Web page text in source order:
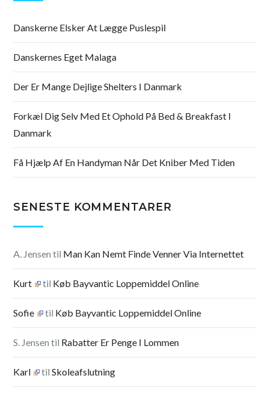
Danskerne Elsker At Lægge Puslespil
Danskernes Eget Malaga
Der Er Mange Dejlige Shelters I Danmark
Forkæl Dig Selv Med Et Ophold På Bed & Breakfast I
Danmark
Få Hjælp Af En Handyman Når Det Kniber Med Tiden
SENESTE KOMMENTARER
A. Jensen til Man Kan Nemt Finde Venner Via Internettet
Kurt til Køb Bayvantic Loppemiddel Online
Sofie til Køb Bayvantic Loppemiddel Online
S. Jensen til Rabatter Er Penge I Lommen
Karl tilSkoleafslutning